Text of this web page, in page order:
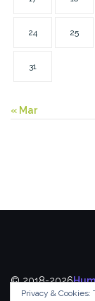
24 25
31
« Mar
© 2018-2026
Department of
Privacy &